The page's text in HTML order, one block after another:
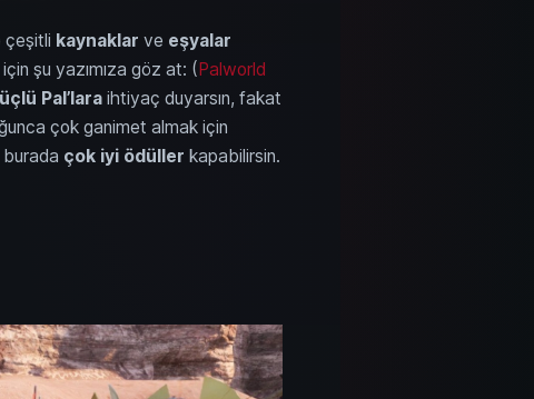
çeşitli kaynaklar ve eşyalar
şu yazımıza göz at: (Palworld
Pal’laraihtiyaç duyarsın, fakat
çok ganimet almak için
çok iyi ödüller kapabilirsin.